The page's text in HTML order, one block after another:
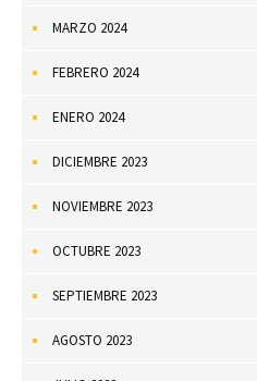
MARZO 2024
FEBRERO 2024
ENERO 2024
DICIEMBRE 2023
NOVIEMBRE 2023
OCTUBRE 2023
SEPTIEMBRE 2023
AGOSTO 2023